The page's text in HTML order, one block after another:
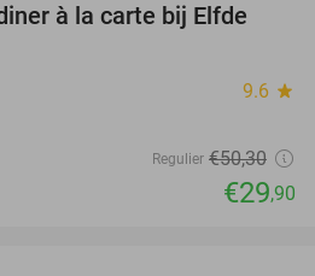
41%
à la carte bij Elfde
9.6 star
Regulier €50,30
€29,90